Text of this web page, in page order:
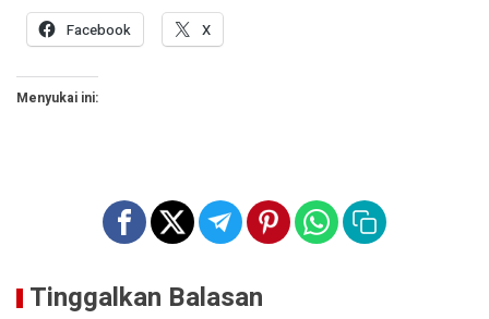
Facebook X
Menyukai ini:
Tinggalkan Balasan